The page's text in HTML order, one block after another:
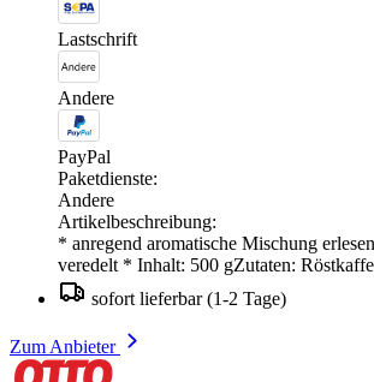
Lastschrift
Andere
PayPal
Paketdienste:
Andere
Artikelbeschreibung:
* anregend aromatische Mischung
veredelt * Inhalt: 500 gZutaten:
sofort lieferbar (1-2 Tage)
Zum Anbieter